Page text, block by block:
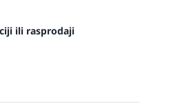
ili rasprodaji